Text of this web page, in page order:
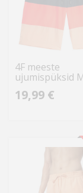
4F meeste
ujumispüksid
L, tumesinine
19,99 €